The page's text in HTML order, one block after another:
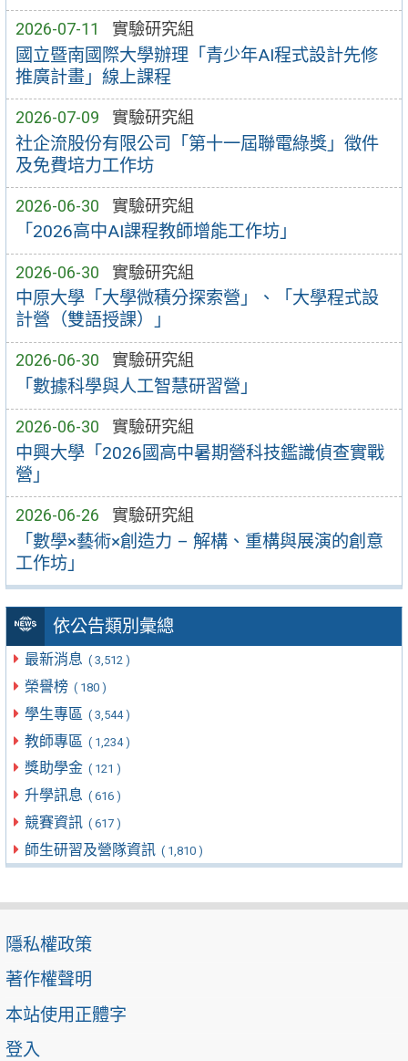
2026-07-11 實驗研究組
國立暨南國際大學辦理「青少年AI程式設計先修
推廣計畫」線上課程
2026-07-09 實驗研究組
社企流股份有限公司「第十一屆聯電綠獎」徵件
及免費培力工作坊
2026-06-30 實驗研究組
「2026高中AI課程教師增能工作坊」
2026-06-30 實驗研究組
中原大學「大學微積分探索營」、「大學程式設
計營（雙語授課）」
2026-06-30 實驗研究組
「數據科學與人工智慧研習營」
2026-06-30 實驗研究組
中興大學「2026國高中暑期營科技鑑識偵查實戰
營」
2026-06-26 實驗研究組
「數學×藝術×創造力 – 解構、重構與展演的創意
工作坊」
依公告類別彙總
最新消息 ( 3,512 )
榮譽榜 ( 180 )
學生專區 ( 3,544 )
教師專區 ( 1,234 )
獎助學金 ( 121 )
升學訊息 ( 616 )
競賽資訊 ( 617 )
師生研習及營隊資訊 ( 1,810 )
隱私權政策
著作權聲明
本站使用正體字
登入